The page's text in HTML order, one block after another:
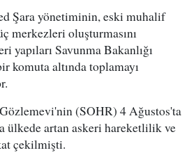
Şara yönetiminin, eski muhalif
merkezleri oluşturmasını
yapıları Savunma Bakanlığı
komuta altında toplamayı
(SOHR) 4 Ağustos'ta
ülkede artan askeri hareketlilik ve
çekilmişti.